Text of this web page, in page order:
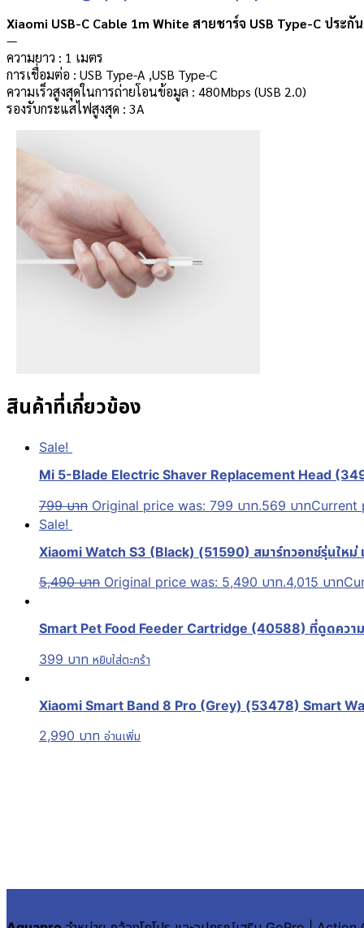
Xiaomi USB-C Cable 1m White สายชาร์จ USB Type-C ประกั
—
ความยาว : 1 เมตร
การเชื่อมต่อ : USB Type-A ,USB Type-C
ความเร็วสูงสุดในการถ่ายโอนข้อมูล : 480Mbps (USB 2.0)
รองรับกระแสไฟสูงสุด : 3A
สินค้าที่เกี่ยวข้อง
Sale!
Mi 5-Blade Electric Shaver Replacement Head
799บาท Original price was: 799 บาท.569 บาทCurrent
Sale!
Xiaomi Watch S3 (Black) (51590) สมาร์ทวอทช์รุ่นใหม่
5,490บาท Original price was: 5,490 บาท.4,015 บาท
Smart Pet Food Feeder Cartridge (40588) ที่ดูดความ
399 บาท หยิบใส่ตะกร้า
Xiaomi Smart Band 8 Pro (Grey) (53478) Smart
2,990 บาท อ่านเพิ่ม